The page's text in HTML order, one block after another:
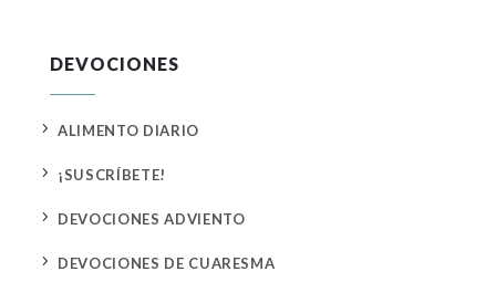
DEVOCIONES
5 ALIMENTO DIARIO
5 ¡SUSCRÍBETE!
5 DEVOCIONES ADVIENTO
5 DEVOCIONES DE CUARESMA